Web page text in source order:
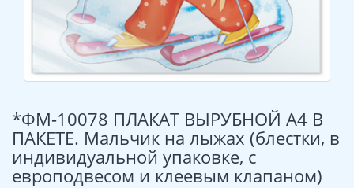
*ФМ-10078 ПЛАКАТ ВЫРУБНОЙ А4 В
ПАКЕТЕ. Мальчик на лыжах (блестки, в
индивидуальной упаковке, с
европодвесом и клеевым клапаном)